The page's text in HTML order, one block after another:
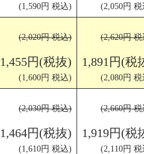
(1,590円 税込) (2,050円
(2,020円 税込)
1,455円(税抜)
(1,600円 税込)
(2,620円
1,891円(税
(2,080円
(2,030円 税込)
1,464円(税抜)
(1,610円 税込)
(2,660円
1,919円(税
(2,110円